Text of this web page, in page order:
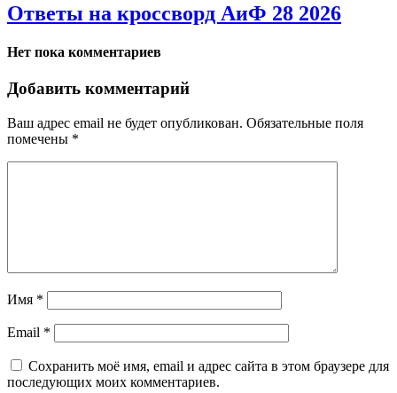
Ответы на кроссворд АиФ 28 2026
Нет пока комментариев
Добавить комментарий
Ваш адрес email не будет опубликован. Обязательные поля
помечены *
Имя *
Email *
Сохранить моё имя, email и адрес сайта в этом браузере для
последующих моих комментариев.